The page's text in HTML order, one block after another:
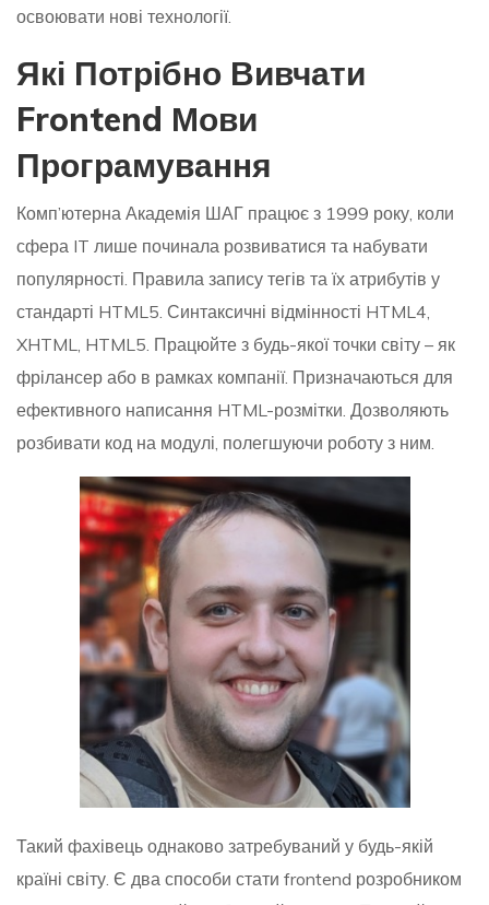
освоювати нові технології.
Які Потрібно Вивчати
Frontend Мови
Програмування
Комп’ютерна Академія ШАГ працює з 1999 року, коли
сфера IT лише починала розвиватися та набувати
популярності. Правила запису тегів та їх атрибутів у
стандарті HTML5. Синтаксичні відмінності HTML4,
XHTML, HTML5. Працюйте з будь-якої точки світу – як
фрілансер або в рамках компанії. Призначаються для
ефективного написання HTML-розмітки. Дозволяють
розбивати код на модулі, полегшуючи роботу з ним.
Такий фахівець однаково затребуваний у будь-якій
країні світу. Є два способи стати frontend розробником